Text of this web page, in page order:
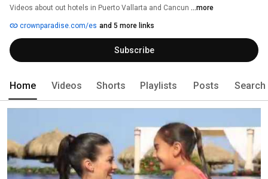
Videos about out hotels in Puerto Vallarta and Cancun ...more
crownparadise.com/es and 5 more links
Subscribe
Home Videos Shorts Playlists Posts Search